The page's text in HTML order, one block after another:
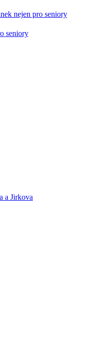
nejen pro seniory